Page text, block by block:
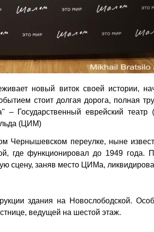
новый виток своей истории,
стоит долгая дорога, полная
– Государственный еврейский
(ЦИМ)
Чернышевском переулке, ныне
где функционировал до 1949 года.
сцену, заняв место ЦИМа,
здания на Новослободской.
ведущей на шестой этаж.